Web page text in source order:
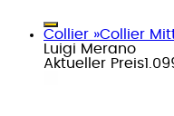
Collier »Collier
Luigi Merano
Aktueller Preis